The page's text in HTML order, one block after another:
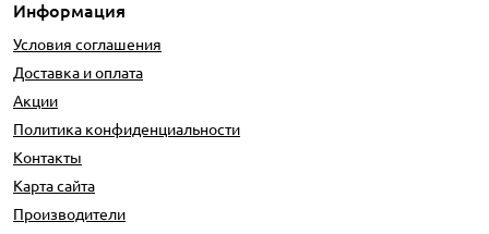
Информация
Условия соглашения
Доставка и оплата
Акции
Политика конфиденциальности
Контакты
Карта сайта
Производители